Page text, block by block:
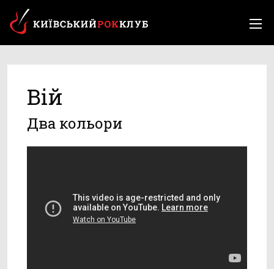
Вій
Два кольори